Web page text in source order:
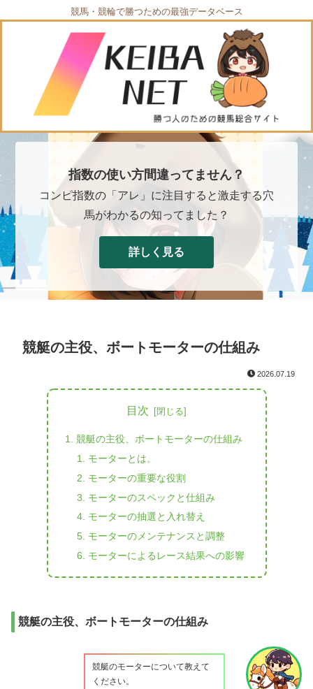
競馬・競輪で勝つための最強データベース
指数の使い方間違ってません？
コンピ指数の「アレ」に注目すると激走する穴
馬がわかるの知ってました？
詳しく見る
競艇の主役、ボートモーターの仕組み
2026.07.19
目次
競艇の主役、ボートモーターの仕組み
モーターとは。
モーターの重要な役割
モーターのスペックと仕組み
モーターの抽選と入れ替え
モーターのメンテナンスと調整
モーターによるレース結果への影響
競艇の主役、ボートモーターの仕組み
競艇のモーターについて教えて
ください。